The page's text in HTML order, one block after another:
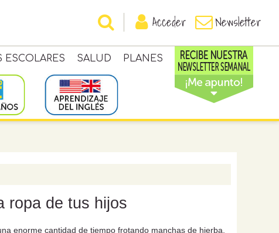
Acceder Newsletter
ESCOLARES SALUD PLANES
ropa de tus hijos
enorme cantidad de tiempo frotando manchas de hierba,